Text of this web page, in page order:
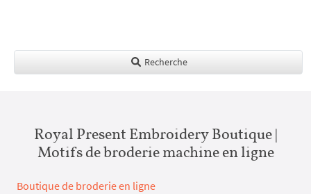
Recherche
Royal Present Embroidery Boutique |
Motifs de broderie machine en ligne
Boutique de broderie en ligne